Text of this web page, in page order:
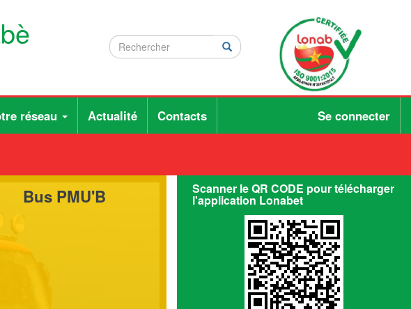
Rechercher
Rechercher Rechercher
réseau Actualité Contacts Se connecter
Bus PMU'B Scanner le QR CODE pour télécharger
l'application Lonabet